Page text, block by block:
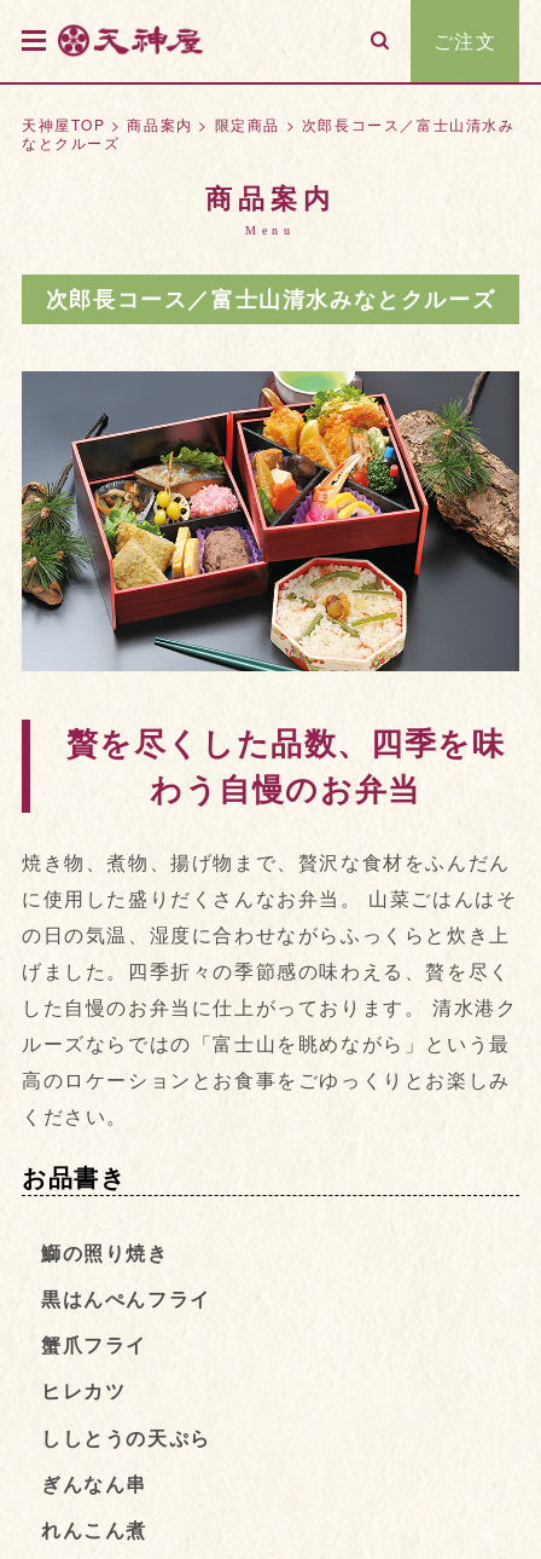
ご注文
天神屋TOP >商品案内 > 限定商品 > 次郎長コース／富士山清水み
なとクルーズ
商品案内
Menu
次郎長コース／富士山清水みなとクルーズ
贅を尽くした品数、四季を味
わう自慢のお弁当
焼き物、煮物、揚げ物まで、贅沢な食材をふんだん
に使用した盛りだくさんなお弁当。 山菜ごはんはそ
の日の気温、湿度に合わせながらふっくらと炊き上
げました。四季折々の季節感の味わえる、贅を尽く
した自慢のお弁当に仕上がっております。 清水港ク
ルーズならではの「富士山を眺めながら」という最
高のロケーションとお食事をごゆっくりとお楽しみ
ください。
お品書き
鰤の照り焼き
黒はんぺんフライ
蟹爪フライ
ヒレカツ
ししとうの天ぷら
ぎんなん串
れんこん煮